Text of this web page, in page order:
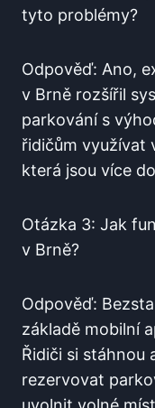
tyto problémy?
Odpověď: Ano,
v Brně rozšířil
parkování⁢ s‍
řidičům ‌využívat
která jsou více
Otázka ⁢3: Jak
v Brně?
Odpověď:
základě mobilní
Řidiči ⁣si stáhnou
rezervovat